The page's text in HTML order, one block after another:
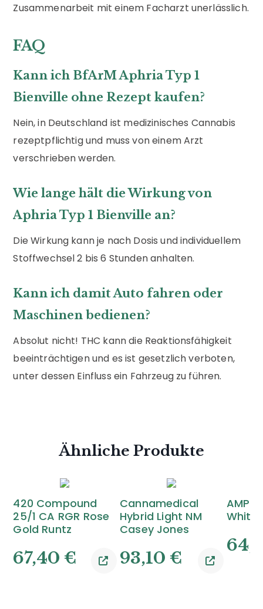
Zusammenarbeit mit einem Facharzt unerlässlich.
FAQ
Kann ich BfArM Aphria Typ 1
Bienville ohne Rezept kaufen?
Nein, in Deutschland ist medizinisches Cannabis
rezeptpflichtig und muss von einem Arzt
verschrieben werden.
Wie lange hält die Wirkung von
Aphria Typ 1 Bienville an?
Die Wirkung kann je nach Dosis und individuellem
Stoffwechsel 2 bis 6 Stunden anhalten.
Kann ich damit Auto fahren oder
Maschinen bedienen?
Absolut nicht! THC kann die Reaktionsfähigkeit
beeinträchtigen und es ist gesetzlich verboten,
unter dessen Einfluss ein Fahrzeug zu führen.
Ähnliche Produkte
420 Compound
25/1 CA RGR Rose
Gold Runtz
67,40 €
Cannamedical
Hybrid Light NM
Casey Jones
93,10 €
AMP
White